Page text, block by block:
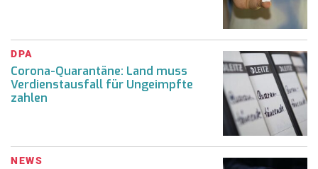
DPA
Corona-Quarantäne: Land muss
Verdienstausfall für Ungeimpfte
zahlen
NEWS